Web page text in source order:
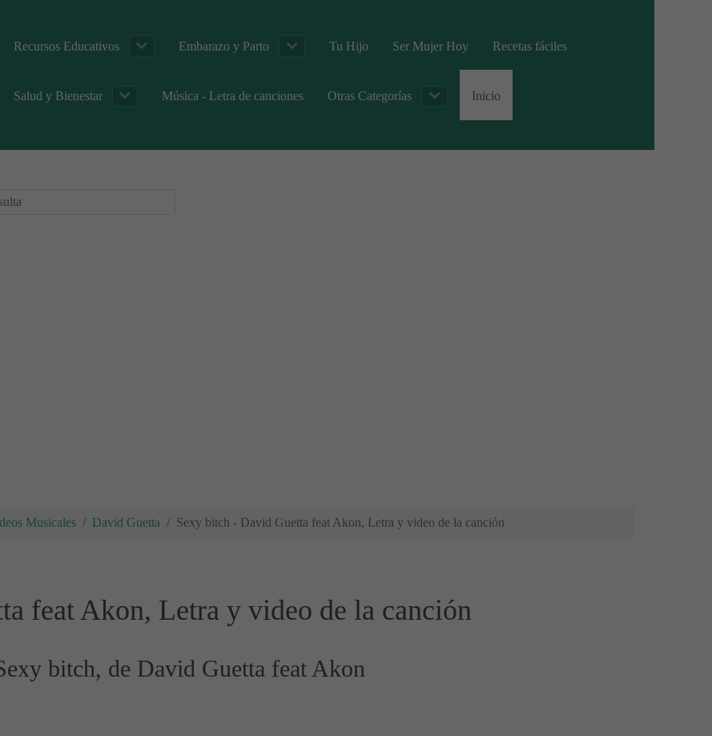
Recursos Educativos Embarazo y Parto Tu Hijo Ser Mujer Hoy Recetas fáciles
Salud y Bienestar Música - Letra de canciones Otras Categorías Inicio
Musicales David Guetta Sexy bitch - David Guetta feat Akon, Letra y video de la canción
feat Akon, Letra y video de la canción
bitch, de David Guetta feat Akon